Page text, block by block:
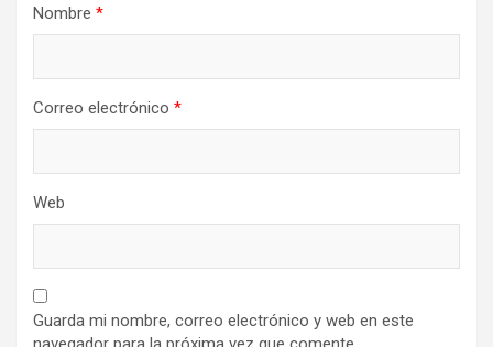
Nombre *
Correo electrónico *
Web
Guarda mi nombre, correo electrónico y web en este